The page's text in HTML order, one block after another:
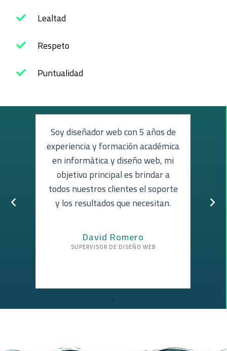
Lealtad
Respeto
Puntualidad
Soy diseñador web con 5 años de
experiencia y formación académica
en informática y diseño web, mi
objetivo principal es brindar a
todos nuestros clientes el soporte
y los resultados que necesitan.
David Romero
SUPERVISOR DE DISEÑO WEB